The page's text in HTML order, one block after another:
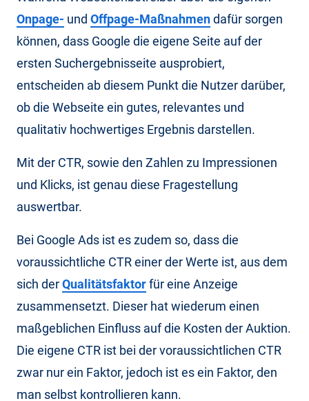
Onpage- und Offpage-Maßnahmendafür sorgen
können, dass Google die eigene Seite auf der
ersten Suchergebnisseite ausprobiert,
entscheiden ab diesem Punkt die Nutzer darüber,
ob die Webseite ein gutes, relevantes und
qualitativ hochwertiges Ergebnis darstellen.
Mit der CTR, sowie den Zahlen zu Impressionen
und Klicks, ist genau diese Fragestellung
auswertbar.
Bei Google Ads ist es zudem so, dass die
voraussichtliche CTR einer der Werte ist, aus dem
sich derQualitätsfaktorfür eine Anzeige
zusammensetzt. Dieser hat wiederum einen
maßgeblichen Einfluss auf die Kosten der Auktion.
Die eigene CTR ist bei der voraussichtlichen CTR
zwar nur ein Faktor, jedoch ist es ein Faktor, den
man selbst kontrollieren kann.